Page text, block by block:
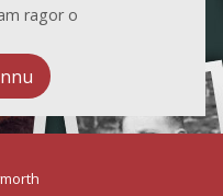
ragor o